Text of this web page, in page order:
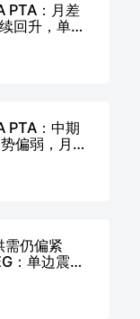
PTA：月差
回升，单边
PTA：中期
偏弱，月差
需仍偏紧
：单边震荡